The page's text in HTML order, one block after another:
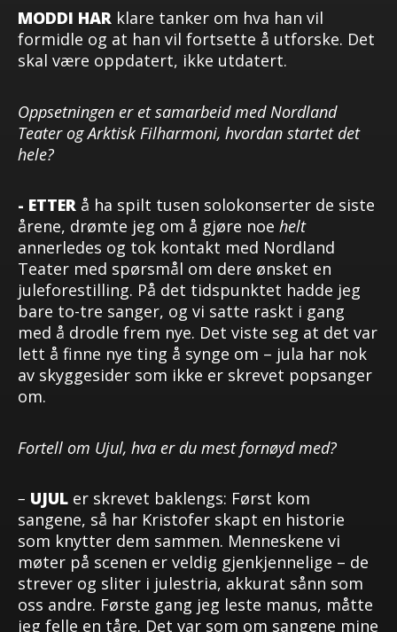
MODDI HAR klare tanker om hva han vil
formidle og at han vil fortsette å utforske. Det
skal være oppdatert, ikke utdatert.
Oppsetningen er et samarbeid med Nordland
Teater og Arktisk Filharmoni, hvordan startet det
hele?
- ETTER å ha spilt tusen solokonserter de siste
årene, drømte jeg om å gjøre noe helt
annerledes og tok kontakt med Nordland
Teater med spørsmål om dere ønsket en
juleforestilling. På det tidspunktet hadde jeg
bare to-tre sanger, og vi satte raskt i gang
med å drodle frem nye. Det viste seg at det var
lett å finne nye ting å synge om – jula har nok
av skyggesider som ikke er skrevet popsanger
om.
Fortell om Ujul, hva er du mest fornøyd med?
– UJUL er skrevet baklengs: Først kom
sangene, så har Kristofer skapt en historie
som knytter dem sammen. Menneskene vi
møter på scenen er veldig gjenkjennelige – de
strever og sliter i julestria, akkurat sånn som
oss andre. Første gang jeg leste manus, måtte
jeg felle en tåre. Det var som om sangene mine